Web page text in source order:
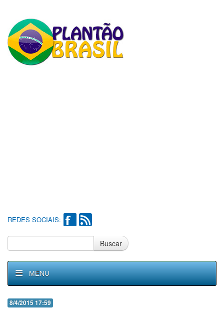
REDES SOCIAIS:
Buscar
MENU
8/4/2015 17:59